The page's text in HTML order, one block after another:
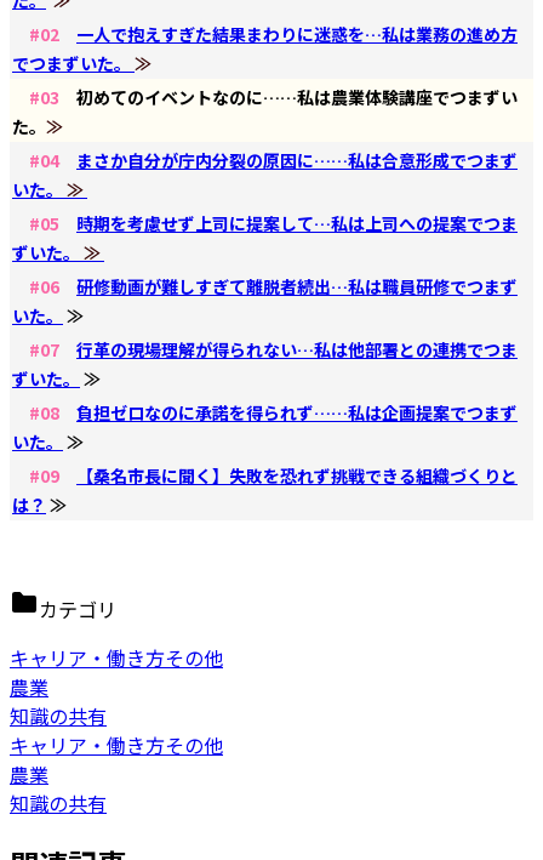
#02
一人で抱えすぎた結果まわりに迷惑を…私は業務の進め方
でつまずいた。 ≫
#03
初めてのイベントなのに……私は農業体験講座でつまずい
た。 ≫
#04
まさか自分が庁内分裂の原因に……私は合意形成でつまず
いた。 ≫
#05
時期を考慮せず上司に提案して…私は上司への提案でつま
ずいた。 ≫
#06
研修動画が難しすぎて離脱者続出…私は職員研修でつまず
いた。 ≫
#07
行革の現場理解が得られない…私は他部署との連携でつま
ずいた。 ≫
#08
負担ゼロなのに承諾を得られず……私は企画提案でつまず
いた。 ≫
#09
【桑名市長に聞く】失敗を恐れず挑戦できる組織づくりと
は？ ≫
カテゴリ
キャリア・働き方その他
農業
知識の共有
キャリア・働き方その他
農業
知識の共有